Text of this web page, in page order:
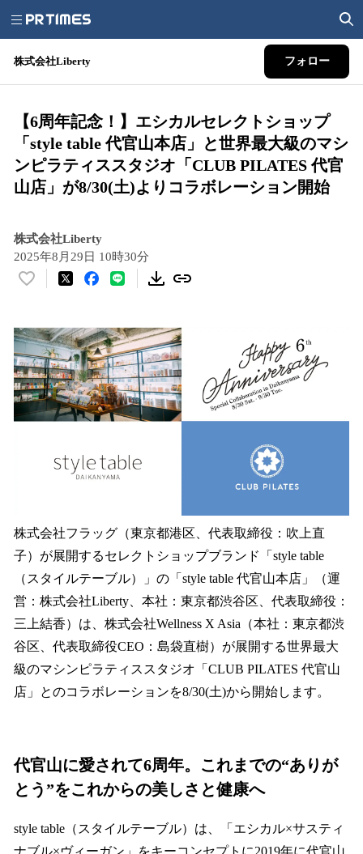
株式会社Liberty フォロー
【6周年記念！】エシカルセレクトショップ
「style table 代官山本店」と世界最大級のマシ
ンピラティススタジオ「CLUB PILATES 代官
山店」が8/30(土)よりコラボレーション開始
株式会社Liberty
2025年8月29日 10時30分
い
！
数
を
読
み
込
株式会社フラッグ（東京都港区、代表取締役：吹上直
子）が展開するセレクトショップブランド「style table
（スタイルテーブル）」の「style table 代官山本店」（運
営：株式会社Liberty、本社：東京都渋谷区、代表取締役：
三上結香）は、株式会社Wellness X Asia（本社：東京都渋
谷区、代表取締役CEO：島袋直樹）が展開する世界最大
級のマシンピラティススタジオ「CLUB PILATES 代官山
店」とのコラボレーションを8/30(土)から開始します。
代官山に愛されて6周年。これまでの“ありが
とう”をこれからの美しさと健康へ
style table（スタイルテーブル）は、「エシカル×サスティ
ナブル×ヴィーガン」をキーコンセプトに2019年に代官山